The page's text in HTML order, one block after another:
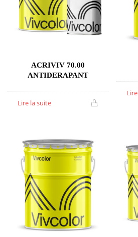
ACRIVIV 70.00
ANTIDERAPANT
Lire la suite